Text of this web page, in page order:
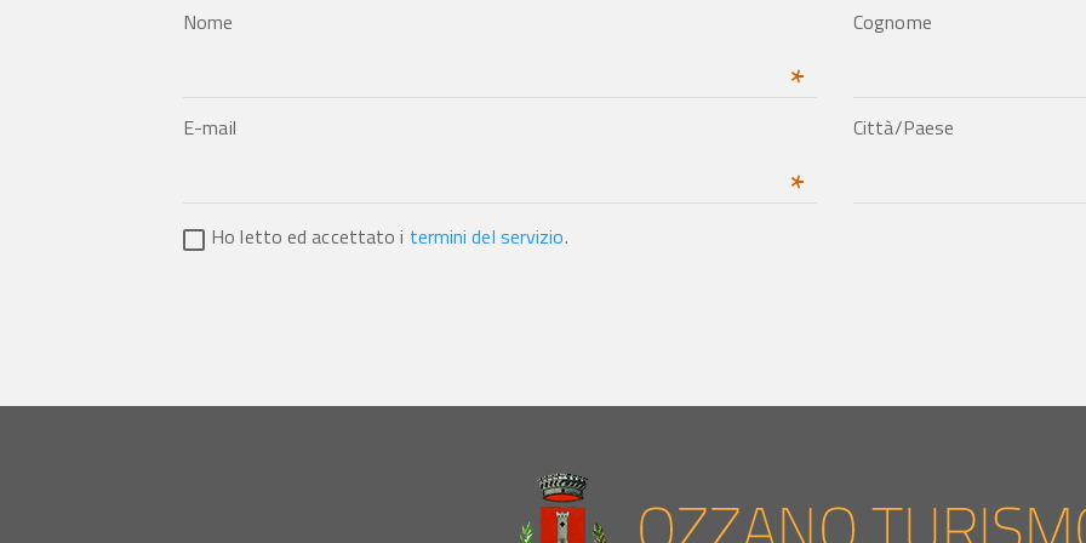
Nome
*
Cognome
E-mail
*
Città/Paese
Ho letto ed accettato i termini del servizio.